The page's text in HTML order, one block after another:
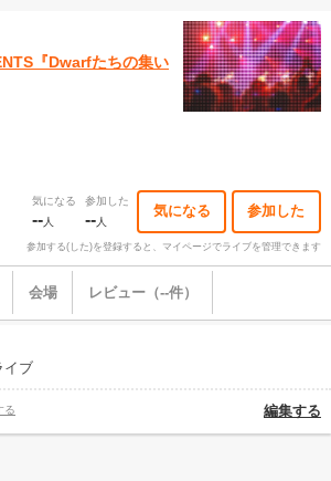
『Dwarfたちの集い
気になる
--人
参加した
--人
気になる 参加した
参加する(した)を登録すると、マイページでライブを管理できます
会場 レビュー（--件）
イブ
る 編集する